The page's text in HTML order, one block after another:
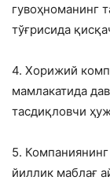
гувоҳноманинг
тўғрисида
4. Хорижий
мамлакатида
тасдиқловчи
5.
йиллик маблағ